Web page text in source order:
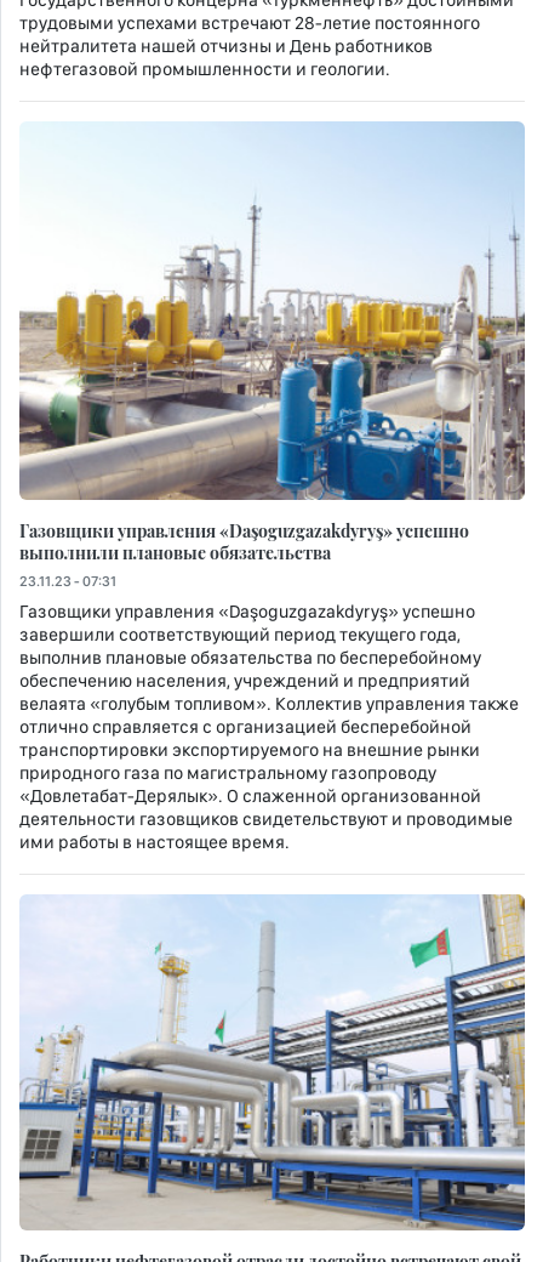
трудовыми успехами встречают 28-летие постоянного
нейтралитета нашей отчизны и День работников
нефтегазовой промышленности и геологии.
Газовщики управления «Daşoguzgazakdyryş» успешно
выполнили плановые обязательства
23.11.23 - 07:31
Газовщики управления «Daşoguzgazakdyryş» успешно
завершили соответствующий период текущего года,
выполнив плановые обязательства по бесперебойному
обеспечению населения, учреждений и предприятий
велаята «голубым топливом». Коллектив управления также
отлично справляется с организацией бесперебойной
транспортировки экспортируемого на внешние рынки
природного газа по магистральному газопроводу
«Довлетабат-Дерялык». О слаженной организованной
деятельности газовщиков свидетельствуют и проводимые
ими работы в настоящее время.